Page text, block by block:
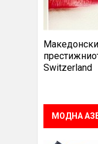
Switzerland
МОДНА